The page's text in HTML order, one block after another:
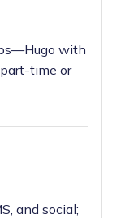
with
time or
and social;